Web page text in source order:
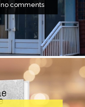
no comments